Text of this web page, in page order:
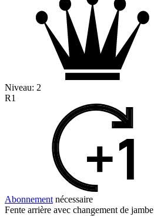
Niveau: 2
R1
Abonnement nécessaire
Fente arrière avec changement de jambe